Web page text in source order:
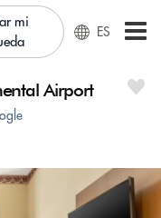
mi
ES
Airport